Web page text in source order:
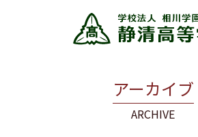
アーカイブ
ARCHIVE